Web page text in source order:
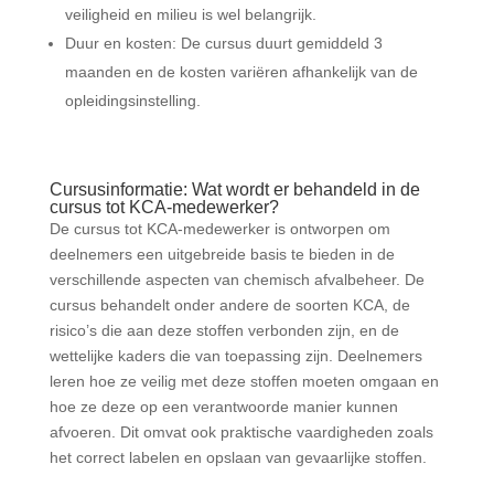
veiligheid en milieu is wel belangrijk.
Duur en kosten: De cursus duurt gemiddeld 3
maanden en de kosten variëren afhankelijk van de
opleidingsinstelling.
Cursusinformatie: Wat wordt er behandeld in de
cursus tot KCA-medewerker?
De cursus tot KCA-medewerker is ontworpen om
deelnemers een uitgebreide basis te bieden in de
verschillende aspecten van chemisch afvalbeheer. De
cursus behandelt onder andere de soorten KCA, de
risico’s die aan deze stoffen verbonden zijn, en de
wettelijke kaders die van toepassing zijn. Deelnemers
leren hoe ze veilig met deze stoffen moeten omgaan en
hoe ze deze op een verantwoorde manier kunnen
afvoeren. Dit omvat ook praktische vaardigheden zoals
het correct labelen en opslaan van gevaarlijke stoffen.